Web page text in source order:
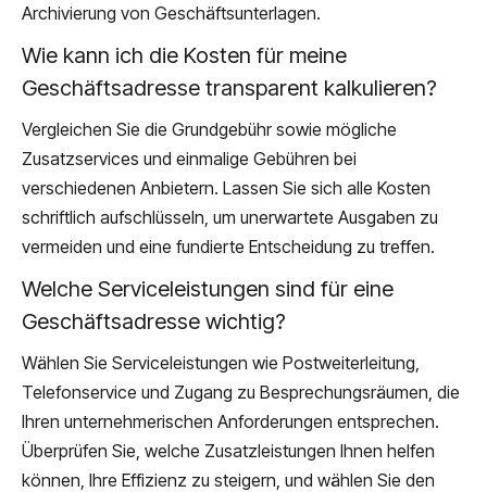
Archivierung von Geschäftsunterlagen.
Wie kann ich die Kosten für meine
Geschäftsadresse transparent kalkulieren?
Vergleichen Sie die Grundgebühr sowie mögliche
Zusatzservices und einmalige Gebühren bei
verschiedenen Anbietern. Lassen Sie sich alle Kosten
schriftlich aufschlüsseln, um unerwartete Ausgaben zu
vermeiden und eine fundierte Entscheidung zu treffen.
Welche Serviceleistungen sind für eine
Geschäftsadresse wichtig?
Wählen Sie Serviceleistungen wie Postweiterleitung,
Telefonservice und Zugang zu Besprechungsräumen, die
Ihren unternehmerischen Anforderungen entsprechen.
Überprüfen Sie, welche Zusatzleistungen Ihnen helfen
können, Ihre Effizienz zu steigern, und wählen Sie den